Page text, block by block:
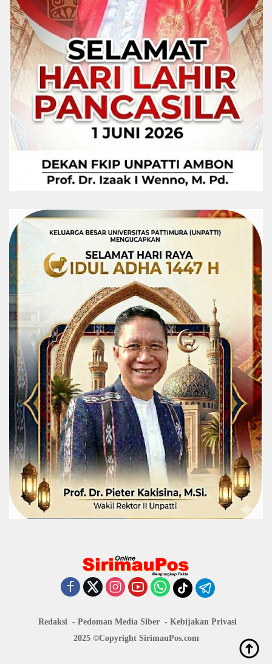
Redaksi Pedoman Media Siber
Kebijakan Privasi
2025 ©Copyright SirimauPos.com